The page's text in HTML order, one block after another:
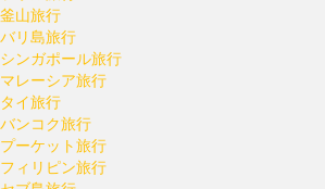
釜山旅行
バリ島旅行
シンガポール旅行
マレーシア旅行
タイ旅行
バンコク旅行
プーケット旅行
フィリピン旅行